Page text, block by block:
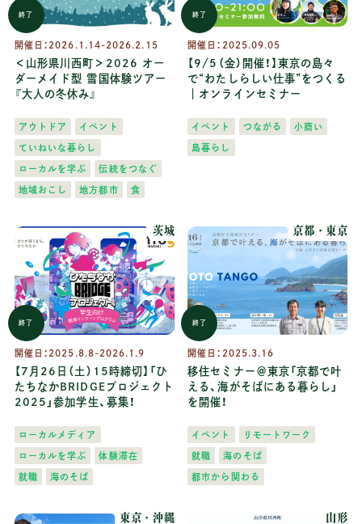
終了
開催日： 2026.1.14-2026.2.15
＜山形県川西町＞2026 オー
ダーメイド型 雪国体験ツアー
『大人の冬休み』
アウトドア イベント
ていねいな暮らし
ローカルを学ぶ 伝統をつなぐ
地域おこし 地方都市 食
終了
開催日： 2025.09.05
【9/5（金）開催！】東京の島々
で“わたしらしい仕事”をつくる
｜オンラインセミナー
イベント つながる 小商い
島暮らし
茨城
終了
開催日： 2025.8.8-2026.1.9
【7月26日（土）15時締切】「ひ
たちなかBRIDGEプロジェクト
2025」参加学生、募集！
ローカルメディア
ローカルを学ぶ 体験滞在
就職 海のそば
京都 東京
終了
開催日： 2025.3.16
移住セミナー＠東京「京都で叶
える、海がそばにある暮らし」
を開催！
イベント リモートワーク
就職 海のそば
都市から関わる
東京 沖縄 山形